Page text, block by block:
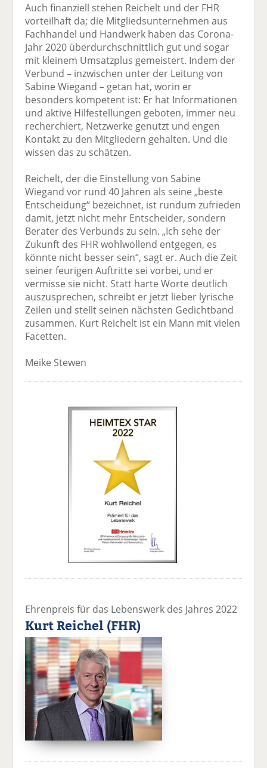
Auch finanziell stehen Reichelt und der FHR
vorteilhaft da; die Mitglieds­unternehmen aus
Fachhandel und Handwerk haben das Corona-
Jahr 2020 überdurchschnittlich gut und sogar
mit kleinem Umsatzplus ge­meistert. Indem der
Verbund – inzwischen unter der Leitung von
Sabine Wiegand – getan hat, worin er
besonders kompetent ist: Er hat Informationen
und aktive Hilfe­stellungen geboten, immer neu
recherchiert, Netzwerke genutzt und engen
Kontakt zu den Mitgliedern gehalten. Und die
wissen das zu schätzen.
Reichelt, der die Einstellung von Sabine
Wiegand vor rund 40 Jahren als seine „beste
Entscheidung“ bezeichnet, ist rundum zufrieden
damit, jetzt nicht mehr Entscheider, sondern
Berater des Verbunds zu sein. „Ich sehe der
Zukunft des FHR wohlwollend entgegen, es
könnte nicht besser sein“, sagt er. Auch die Zeit
seiner feurigen Auftritte sei vorbei, und er
vermisse sie nicht. Statt harte Worte deutlich
auszusprechen, schreibt er jetzt lieber lyrische
Zeilen und stellt seinen nächsten Gedichtband
zusammen. Kurt Reichelt ist ein Mann mit vielen
Facetten.
Meike Stewen
Ehrenpreis für das Lebenswerk des Jahres 2022
Kurt Reichel (FHR)